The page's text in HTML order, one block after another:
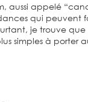
aussi appelé
qui peuvent
je trouve
simples à porter